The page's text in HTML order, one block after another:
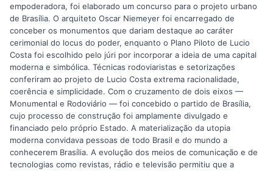
empoderadora, foi elaborado um concurso para o projeto urbano
de Brasília. O arquiteto Oscar Niemeyer foi encarregado de
conceber os monumentos que dariam destaque ao caráter
cerimonial do locus do poder, enquanto o Plano Piloto de Lucio
Costa foi escolhido pelo júri por incorporar a ideia de uma capital
moderna e simbólica. Técnicas rodoviaristas e setorizações
conferiram ao projeto de Lucio Costa extrema racionalidade,
coerência e simplicidade. Com o cruzamento de dois eixos —
Monumental e Rodoviário — foi concebido o partido de Brasília,
cujo processo de construção foi amplamente divulgado e
financiado pelo próprio Estado. A materialização da utopia
moderna convidava pessoas de todo Brasil e do mundo a
conhecerem Brasília. A evolução dos meios de comunicação e de
tecnologias como revistas, rádio e televisão permitiu que a